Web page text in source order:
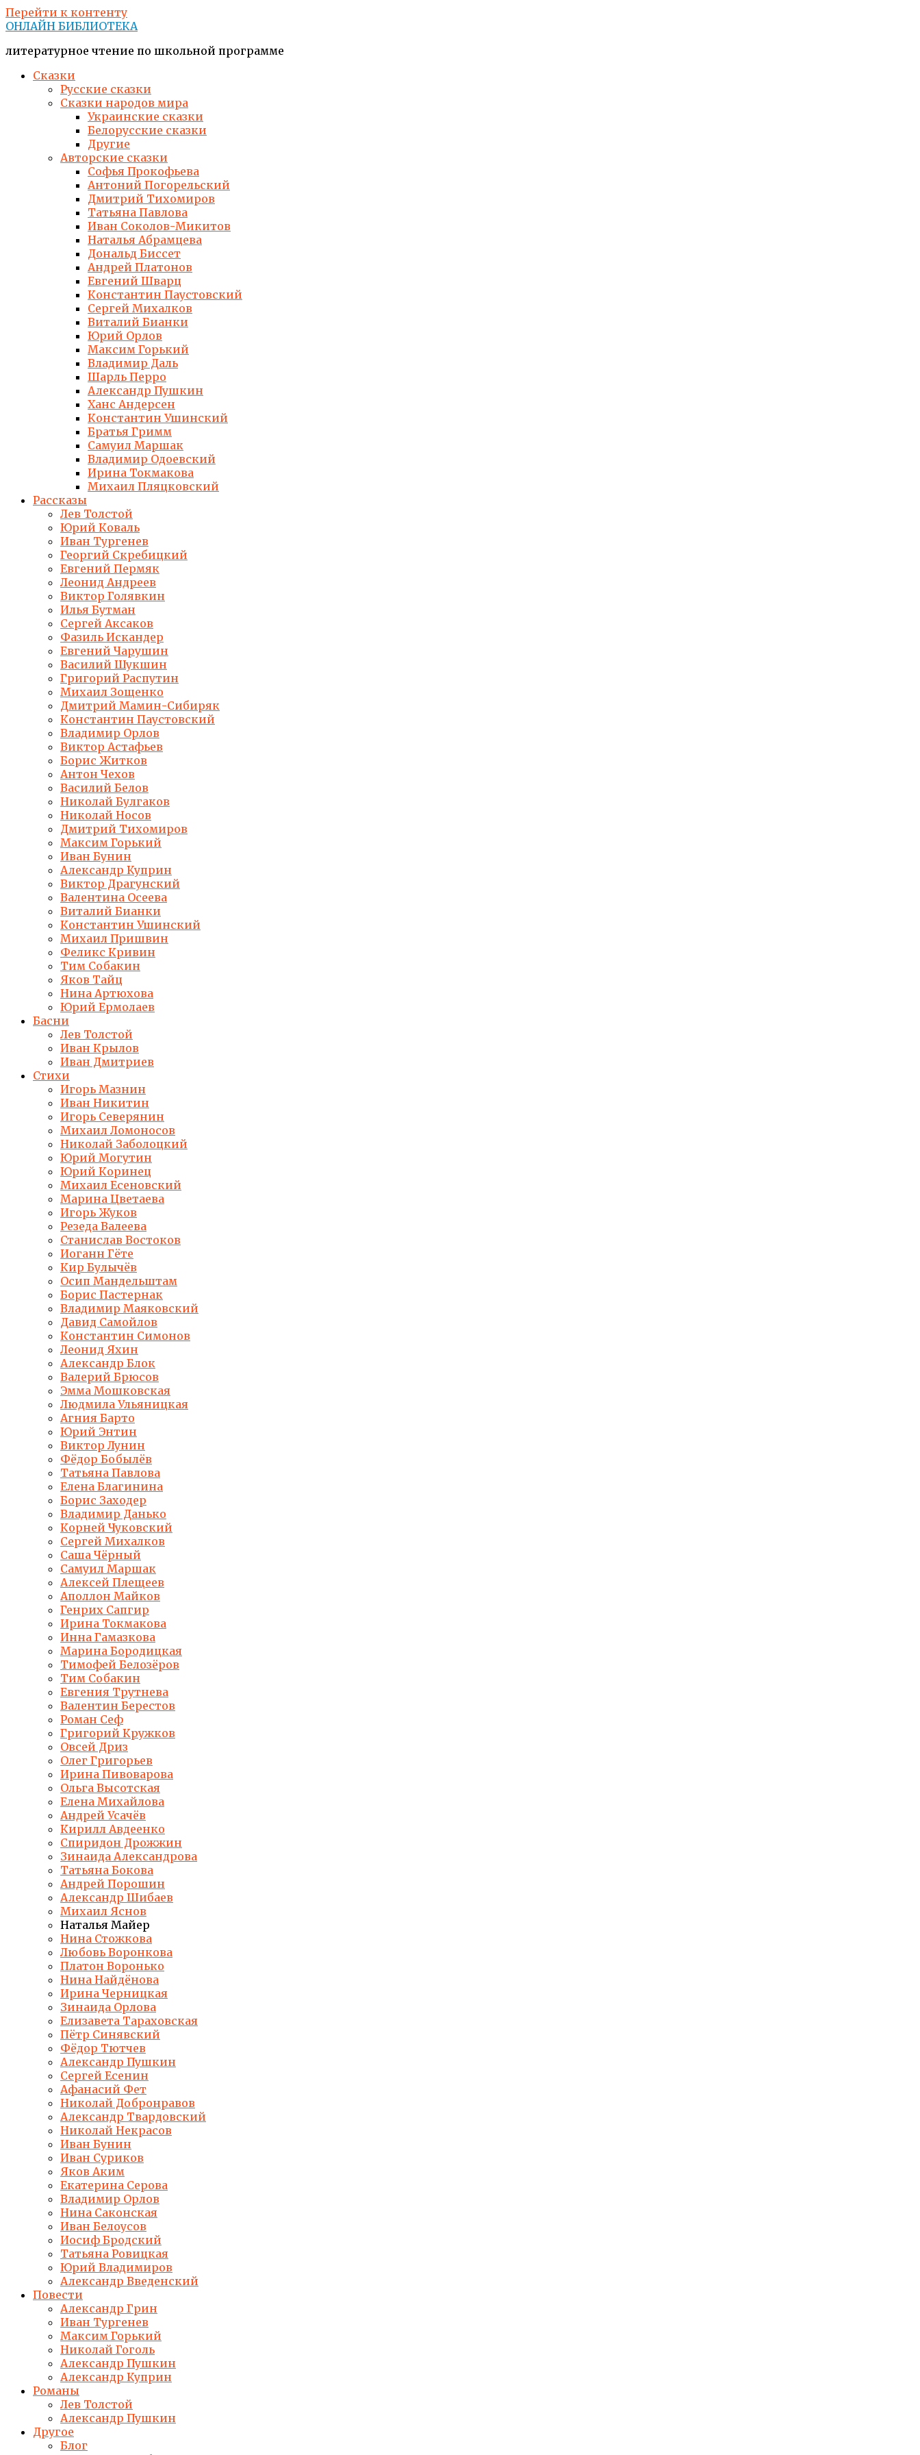
Перейти к контенту
ОНЛАЙН БИБЛИОТЕКА
литературное чтение по школьной программе
Сказки
Русские сказки
Сказки народов мира
Украинские сказки
Белорусские сказки
Другие
Авторские сказки
Софья Прокофьева
Антоний Погорельский
Дмитрий Тихомиров
Татьяна Павлова
Иван Соколов-Микитов
Наталья Абрамцева
Дональд Биссет
Андрей Платонов
Евгений Шварц
Константин Паустовский
Сергей Михалков
Виталий Бианки
Юрий Орлов
Максим Горький
Владимир Даль
Шарль Перро
Александр Пушкин
Ханс Андерсен
Константин Ушинский
Братья Гримм
Самуил Маршак
Владимир Одоевский
Ирина Токмакова
Михаил Пляцковский
Рассказы
Лев Толстой
Юрий Коваль
Иван Тургенев
Георгий Скребицкий
Евгений Пермяк
Леонид Андреев
Виктор Голявкин
Илья Бутман
Сергей Аксаков
Фазиль Искандер
Евгений Чарушин
Василий Шукшин
Григорий Распутин
Михаил Зощенко
Дмитрий Мамин-Сибиряк
Константин Паустовский
Владимир Орлов
Виктор Астафьев
Борис Житков
Антон Чехов
Василий Белов
Николай Булгаков
Николай Носов
Дмитрий Тихомиров
Максим Горький
Иван Бунин
Александр Куприн
Виктор Драгунский
Валентина Осеева
Виталий Бианки
Константин Ушинский
Михаил Пришвин
Феликс Кривин
Тим Собакин
Яков Тайц
Нина Артюхова
Юрий Ермолаев
Басни
Лев Толстой
Иван Крылов
Иван Дмитриев
Стихи
Игорь Мазнин
Иван Никитин
Игорь Северянин
Михаил Ломоносов
Николай Заболоцкий
Юрий Могутин
Юрий Коринец
Михаил Есеновский
Марина Цветаева
Игорь Жуков
Резеда Валеева
Станислав Востоков
Иоганн Гёте
Кир Булычёв
Осип Мандельштам
Борис Пастернак
Владимир Маяковский
Давид Самойлов
Константин Симонов
Леонид Яхин
Александр Блок
Валерий Брюсов
Эмма Мошковская
Людмила Ульяницкая
Агния Барто
Юрий Энтин
Виктор Лунин
Фёдор Бобылёв
Татьяна Павлова
Елена Благинина
Борис Заходер
Владимир Данько
Корней Чуковский
Сергей Михалков
Саша Чёрный
Самуил Маршак
Алексей Плещеев
Аполлон Майков
Генрих Сапгир
Ирина Токмакова
Инна Гамазкова
Марина Бородицкая
Тимофей Белозёров
Тим Собакин
Евгения Трутнева
Валентин Берестов
Роман Сеф
Григорий Кружков
Овсей Дриз
Олег Григорьев
Ирина Пивоварова
Ольга Высотская
Елена Михайлова
Андрей Усачёв
Кирилл Авдеенко
Спиридон Дрожжин
Зинаида Александрова
Татьяна Бокова
Андрей Порошин
Александр Шибаев
Михаил Яснов
Наталья Майер
Нина Стожкова
Любовь Воронкова
Платон Воронько
Нина Найдёнова
Ирина Черницкая
Зинаида Орлова
Елизавета Тараховская
Пётр Синявский
Фёдор Тютчев
Александр Пушкин
Сергей Есенин
Афанасий Фет
Николай Добронравов
Александр Твардовский
Николай Некрасов
Иван Бунин
Иван Суриков
Яков Аким
Екатерина Серова
Владимир Орлов
Нина Саконская
Иван Белоусов
Иосиф Бродский
Татьяна Ровицкая
Юрий Владимиров
Александр Введенский
Повести
Александр Грин
Иван Тургенев
Максим Горький
Николай Гоголь
Александр Пушкин
Александр Куприн
Романы
Лев Толстой
Александр Пушкин
Другое
Блог